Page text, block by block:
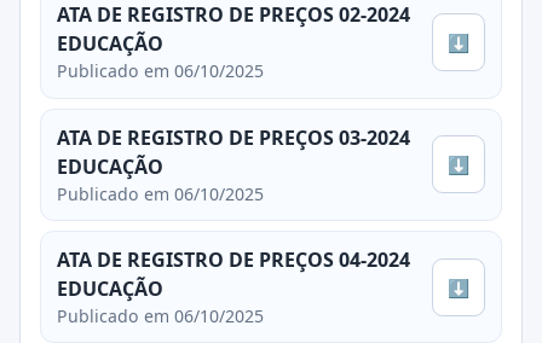
ATA DE REGISTRO DE PREÇOS 02-2024
EDUCAÇÃO
Publicado em 06/10/2025
⬇
ATA DE REGISTRO DE PREÇOS 03-2024
EDUCAÇÃO
Publicado em 06/10/2025
⬇
ATA DE REGISTRO DE PREÇOS 04-2024
EDUCAÇÃO
Publicado em 06/10/2025
⬇